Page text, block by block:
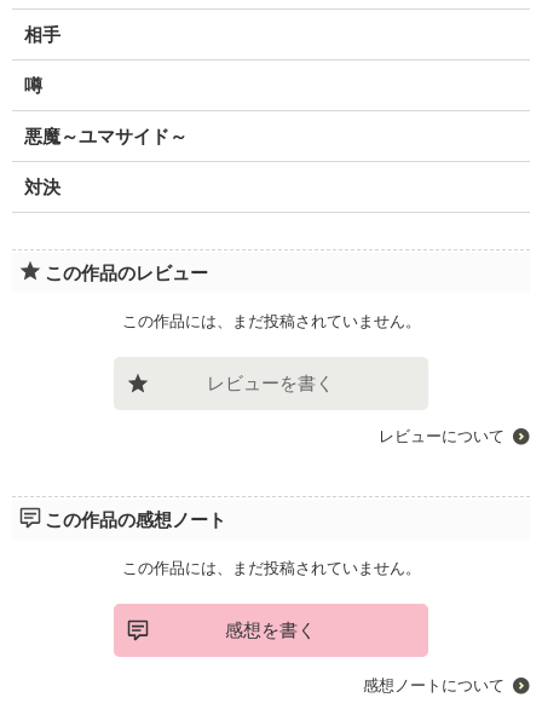
相手
噂
悪魔～ユマサイド～
対決
この作品のレビュー
この作品には、まだ投稿されていません。
レビューを書く
レビューについて
この作品の感想ノート
この作品には、まだ投稿されていません。
感想を書く
感想ノートについて